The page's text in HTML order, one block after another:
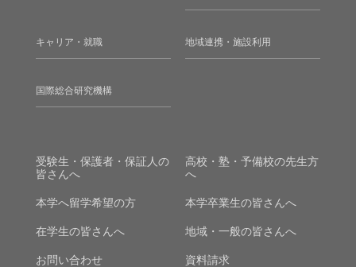
キャリア・就職 地域連携・施設利用
国際総合研究機構
受験生・保護者・保証人の
皆さんへ
高校・塾・予備校の先生方
へ
本学へ留学希望の方 本学卒業生の皆さんへ
在学生の皆さんへ 地域・一般の皆さんへ
お問い合わせ 資料請求